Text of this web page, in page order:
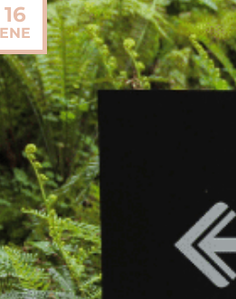
16
ENE